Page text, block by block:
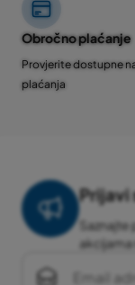
Obročno plaćanje
Provjerite dostupne
plaćanja
Prijavi